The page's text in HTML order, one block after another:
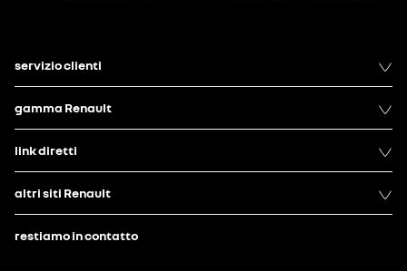
servizio clienti
gamma Renault
link diretti
altri siti Renault
restiamo in contatto